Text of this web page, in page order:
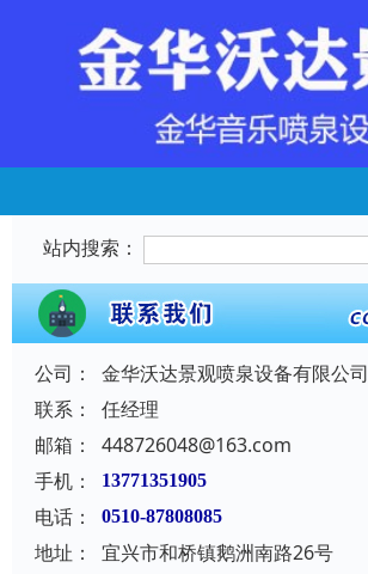
站内搜索：
公司：
金华沃达景观喷泉设备有限公司
联系：
任经理
邮箱：
448726048@163.com
手机：
13771351905
电话： 0510-87808085
地址：
宜兴市和桥镇鹅洲南路26号